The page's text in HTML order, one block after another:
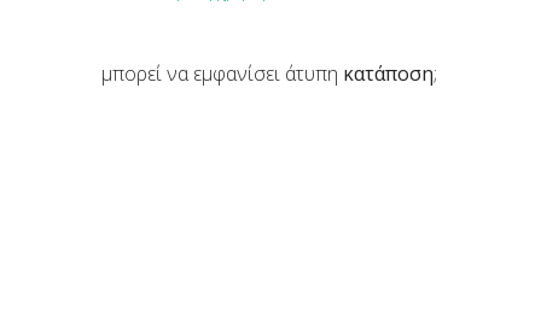
μπορεί να εμφανίσει άτυπη κατάποση;